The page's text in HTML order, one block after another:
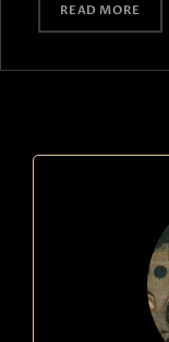
READ MORE